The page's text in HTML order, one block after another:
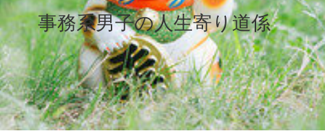
事務系男子の人生寄り道係